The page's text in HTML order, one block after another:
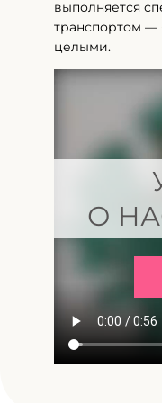
выполняется
транспортом —
целыми.
О